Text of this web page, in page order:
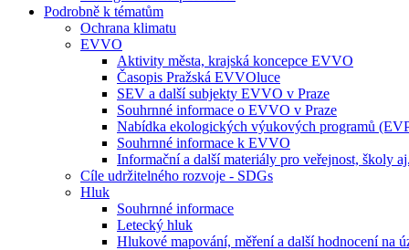
Podrobně k tématům
Ochrana klimatu
EVVO
Aktivity města, krajská koncepce EVVO
Časopis Pražská EVVOluce
SEV a další subjekty EVVO v Praze
Souhrnné informace o EVVO v Praze
Nabídka ekologických výukových programů
Souhrnné informace k EVVO
Informační a další materiály pro veřejnost, školy aj.
Cíle udržitelného rozvoje - SDGs
Hluk
Souhrnné informace
Letecký hluk
Hlukové mapování, měření a další hodnocení na